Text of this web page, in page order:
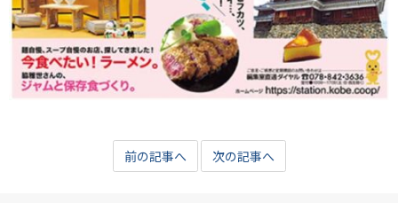
前の記事へ 次の記事へ